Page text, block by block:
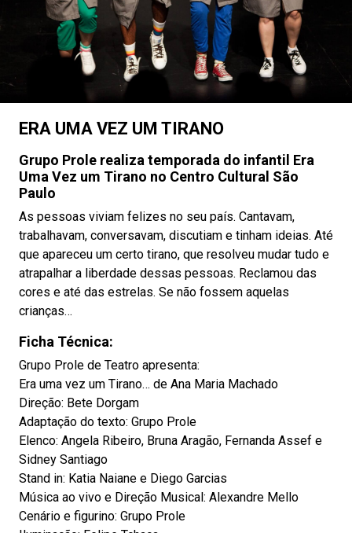
ERA UMA VEZ UM TIRANO
Grupo Prole realiza temporada do infantil Era
Uma Vez um Tirano no Centro Cultural São
Paulo
As pessoas viviam felizes no seu país. Cantavam,
trabalhavam, conversavam, discutiam e tinham ideias. Até
que apareceu um certo tirano, que resolveu mudar tudo e
atrapalhar a liberdade dessas pessoas. Reclamou das
cores e até das estrelas. Se não fossem aquelas
crianças…
Ficha Técnica:
Grupo Prole de Teatro apresenta:
Era uma vez um Tirano… de Ana Maria Machado
Direção: Bete Dorgam
Adaptação do texto: Grupo Prole
Elenco: Angela Ribeiro, Bruna Aragão, Fernanda Assef e
Sidney Santiago
Stand in: Katia Naiane e Diego Garcias
Música ao vivo e Direção Musical: Alexandre Mello
Cenário e figurino: Grupo Prole